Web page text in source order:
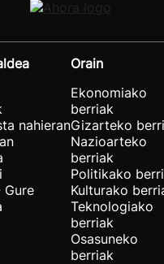
nahieran
Gure
Orain
Ekonomiako
berriak
Gizarteko
Nazioarteko
berriak
Politikako
Kulturako
Teknologiako
berriak
Osasuneko
berriak